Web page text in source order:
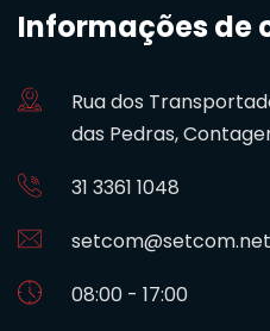
Informações de
Rua dos
das Pedras,
31 3361 1048
08:00 - 17:00